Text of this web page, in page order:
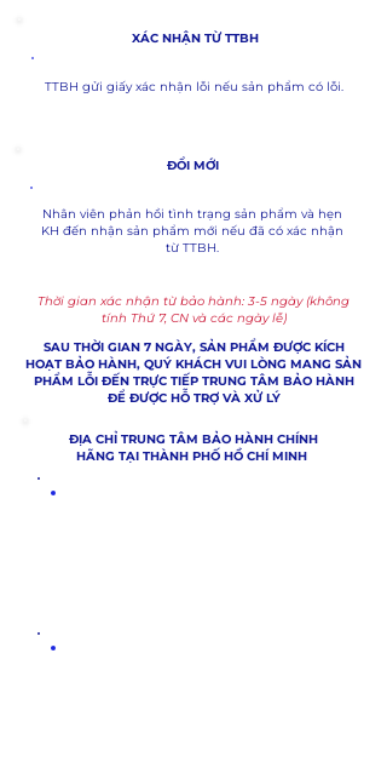
XÁC NHẬN TỪ TTBH
TTBH gửi giấy xác nhận lỗi nếu sản phẩm có lỗi.
ĐỔI MỚI
Nhân viên phản hồi tình trạng sản phẩm và hẹn
KH đến nhận sản phẩm mới nếu đã có xác nhận
từ TTBH.
Thời gian xác nhận từ bảo hành: 3-5 ngày (không
tính Thứ 7, CN và các ngày lễ)
SAU THỜI GIAN 7 NGÀY, SẢN PHẨM ĐƯỢC KÍCH
HOẠT BẢO HÀNH, QUÝ KHÁCH VUI LÒNG MANG SẢN
PHẨM LỖI ĐẾN TRỰC TIẾP TRUNG TÂM BẢO HÀNH
ĐỂ ĐƯỢC HỖ TRỢ VÀ XỬ LÝ
​ĐỊA CHỈ TRUNG TÂM BẢO HÀNH CHÍNH
HÃNG TẠI THÀNH PHỐ HỒ CHÍ MINH